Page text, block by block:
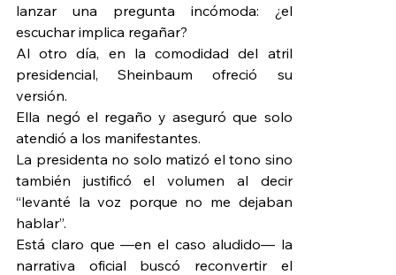
lanzar una pregunta incómoda: ¿el
escuchar implica regañar?
Al otro día, en la comodidad del atril
presidencial, Sheinbaum ofreció su
versión.
Ella negó el regaño y aseguró que solo
atendió a los manifestantes.
La presidenta no solo matizó el tono sino
también justificó el volumen al decir
“levanté la voz porque no me dejaban
hablar”.
Está claro que —en el caso aludido— la
narrativa oficial buscó reconvertir el